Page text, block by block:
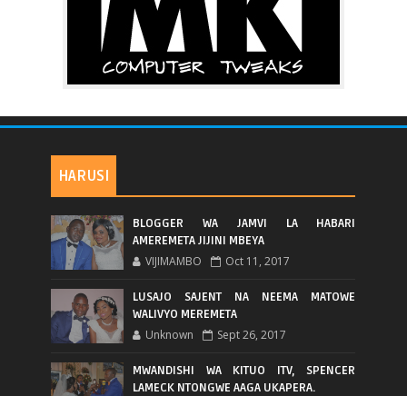
HARUSI
BLOGGER WA JAMVI LA HABARI
AMEREMETA JIJINI MBEYA
VIJIMAMBO Oct 11, 2017
LUSAJO SAJENT NA NEEMA MATOWE
WALIVYO MEREMETA
Unknown Sept 26, 2017
MWANDISHI WA KITUO ITV, SPENCER
LAMECK NTONGWE AAGA UKAPERA.